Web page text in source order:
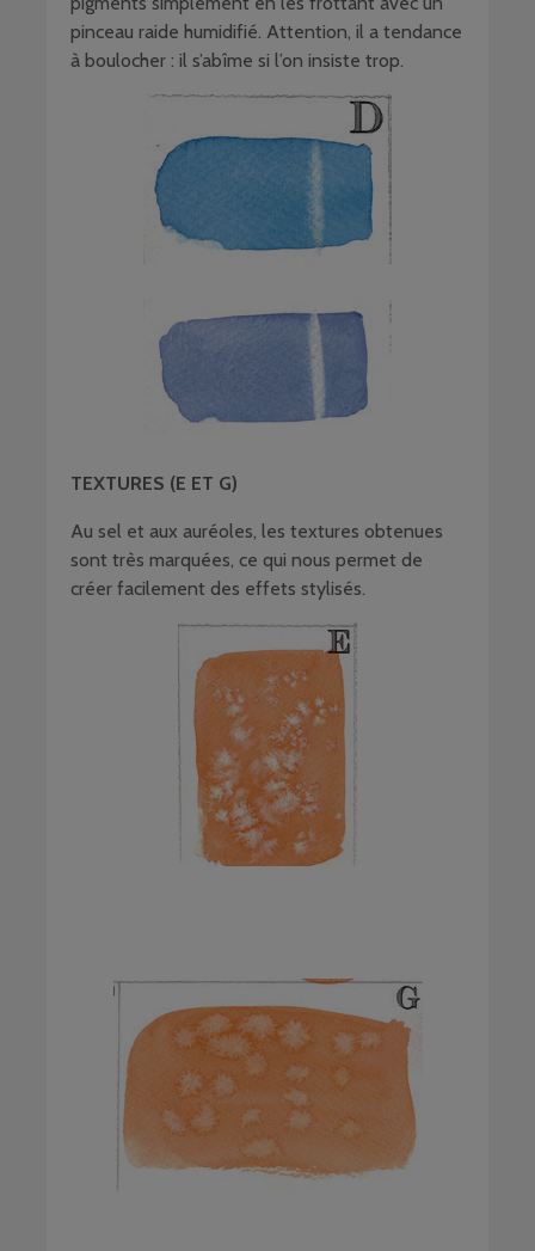
pinceau raide humidifié. Attention, il a tendance
à boulocher : il s’abîme si l’on insiste trop.
TEXTURES (E ET G)
Au sel et aux auréoles, les textures obtenues
sont très marquées, ce qui nous permet de
créer facilement des effets stylisés.